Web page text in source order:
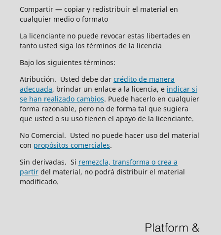
Compartir — copiar y redistribuir el material en
cualquier medio o formato
La licenciante no puede revocar estas libertades en
tanto usted siga los términos de la licencia
Bajo los siguientes términos:
Atribución. Usted debe dar crédito de manera
adecuada, brindar un enlace a la licencia, e indicar si
se han realizado cambios. Puede hacerlo en cualquier
forma razonable, pero no de forma tal que sugiera
que usted o su uso tienen el apoyo de la licenciante.
No Comercial. Usted no puede hacer uso del material
con propósitos comerciales.
Sin derivadas. Si remezcla, transforma o crea a
partirdel material, no podrá distribuir el material
modificado.